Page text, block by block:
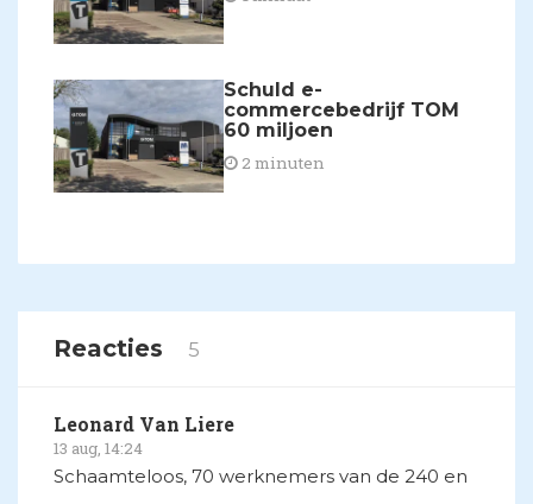
Schuld e-
commercebedrijf TOM
60 miljoen
2 minuten
Reacties 5
Leonard Van Liere
13 aug, 14:24
Schaamteloos, 70 werknemers van de 240 en